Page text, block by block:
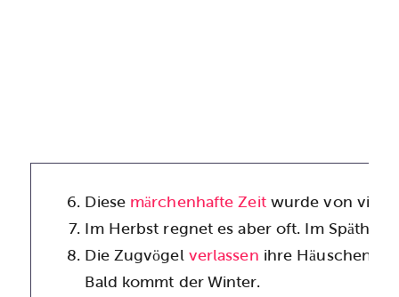
Diese märchenhafte Zeitwurde von
Im Herbst regnet es aber oft. Im
Die Zugvögel verlassen ihre Häuschen
Bald kommt der Winter.